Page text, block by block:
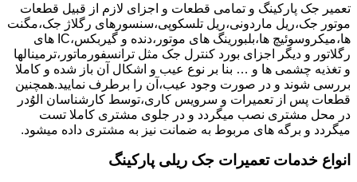
تعمیر جک پارکینگ و تمامی قطعات و اجزای لازم از قبیل قطعات
موتور جک،ریل ماردونی،ریل تلسکوپی،سنسورهای رگلاژ جک،مگنت
ها،میکروسوئیچ ها،بلبورینگ های موتور،دنده و گیربکس،IC های
رگلاتور و دیگر اجزای بورد کنترل جک مثل ترانسفورماتور،ترمینالها
و تغذیه چشمی ها و … بنا بر نوع عیب و اشکال آن باز شده و کاملا
بررسی شوند و در صورت وجود عیب،آن را برطرف نمایید.همچنین
قطعات پس از تعمیرات و سرویس کاری،توسط کارشناسان الوُدر
در محل مشتری نصب میگردد و در جلوی مشتری کاملا تست
میگردد و برگه های مربوط به ضمانت نیز به مشتری داده میشود.
انواع خدمات تعمیرات جک ریلی پارکینگ